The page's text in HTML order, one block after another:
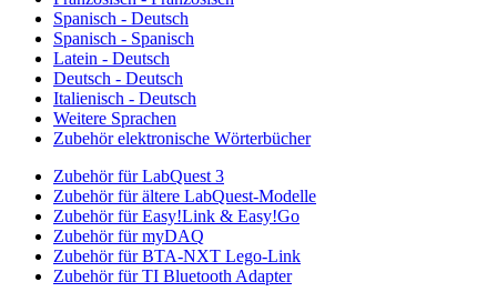
Spanisch - Deutsch
Spanisch - Spanisch
Latein - Deutsch
Deutsch - Deutsch
Italienisch - Deutsch
Weitere Sprachen
Zubehör elektronische Wörterbücher
Zubehör für LabQuest 3
Zubehör für ältere LabQuest-Modelle
Zubehör für Easy!Link & Easy!Go
Zubehör für myDAQ
Zubehör für BTA-NXT Lego-Link
Zubehör für TI Bluetooth Adapter